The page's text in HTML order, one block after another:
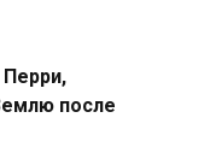
после